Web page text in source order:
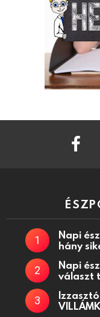
Napi
hány
Napi
választ